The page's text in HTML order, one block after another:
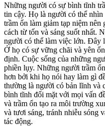
Những người có sự bình tĩnh
tin cậy. Họ là người có thể
trầm ổn làm giảm tạp niệm
cách từ tốn và sáng suốt nhất.
người có thể làm việc lớn. Đây
Ở họ có sự vững chãi và yên
định. Cuộc sống của những
phiền lụy. Những người trầm
hơn bởi khi họ nói hay làm gì
thường là người có bản lĩnh và
bình tĩnh đối mặt với mọi vấn
và trầm ổn tạo ra môi trường
và tươi sáng, tránh nhiễu sóng
tác động.